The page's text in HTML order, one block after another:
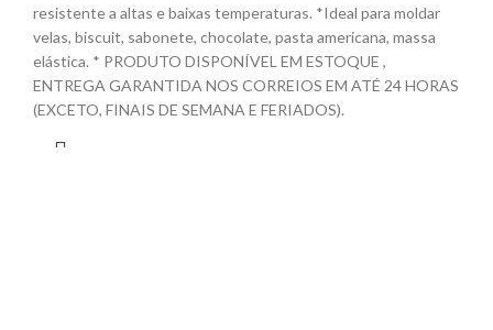
resistente a altas e baixas temperaturas. *Ideal para moldar
velas, biscuit, sabonete, chocolate, pasta americana, massa
elástica. * PRODUTO DISPONÍVEL EM ESTOQUE ,
ENTREGA GARANTIDA NOS CORREIOS EM ATÉ 24 HORAS
(EXCETO, FINAIS DE SEMANA E FERIADOS).